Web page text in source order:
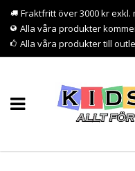
Fraktfritt över 3000 kr exkl.
Alla våra produkter
Alla våra produkter till